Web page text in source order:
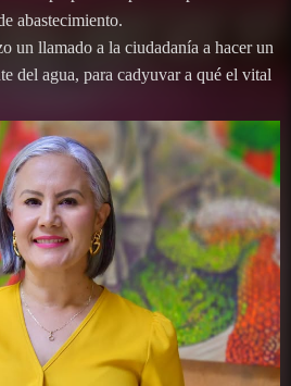
abastecimiento.
un llamado a la ciudadanía a hacer un
del agua, para cadyuvar a qué el vital